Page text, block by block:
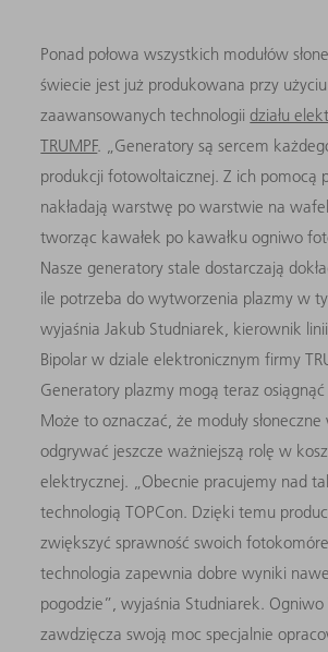
Ponad połowa wszystkich modułów
świecie jest już produkowana przy użyciu
zaawansowanych technologii działu
TRUMPF. „Generatory są sercem
produkcji fotowoltaicznej. Z ich pomocą
nakładają warstwę po warstwie na
tworząc kawałek po kawałku ogniwo
Nasze generatory stale dostarczają
ile potrzeba do wytworzenia plazmy w
wyjaśnia Jakub Studniarek, kierownik
Bipolar w dziale elektronicznym firmy
Generatory plazmy mogą teraz osiągnąć
Może to oznaczać, że moduły
odgrywać jeszcze ważniejszą rolę w
elektrycznej. „Obecnie pracujemy nad
technologią TOPCon. Dzięki temu
zwiększyć sprawność swoich
technologia zapewnia dobre wyniki
pogodzie”, wyjaśnia Studniarek. Ogniwo
zawdzięcza swoją moc specjalnie